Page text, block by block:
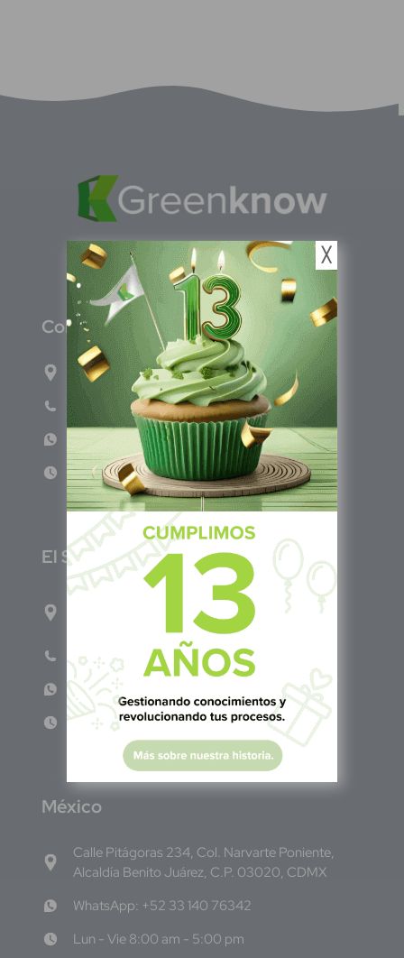
Colombia
Carrera 47A #95-56 oficina 305.
Teléfono: (601) 757 0706
WhatsApp: +57 317 465 1554
Lun - Vie 8:00am - 5:00pm
El Salvador
1ro Cll Pte, y 61 Av Nte, #3206, Local 9, San
Teléfono: +503 6986 1402
WhatsApp: +503 7687 3923
Lun - Vie 8:00am - 5:00pm
México
Calle Pitágoras 234, Col. Narvarte Poniente,
Alcaldía Benito Juárez, C.P. 03020, CDMX
WhatsApp: +52 33 140 76342
Lun - Vie 8:00 am - 5:00 pm
╳